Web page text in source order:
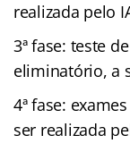
realizada pelo
3ª fase: teste
eliminatório, a
4ª fase:
ser realizada